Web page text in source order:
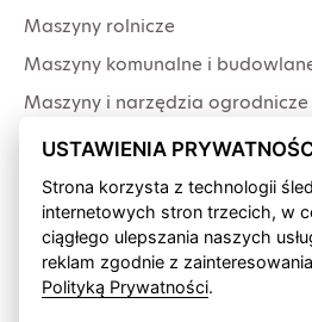
Maszyny rolnicze
Maszyny komunalne i
Maszyny i narzędzia ogrodnicze
Producenci
USŁUGI
Serwis
Produkcja przewodów
Finansowanie fabryczne
USTAWIENIA
Strona korzysta z technologii
internetowych stron trzecich, w
ciągłego ulepszania naszych
reklam zgodnie z
Polityką Prywatności.